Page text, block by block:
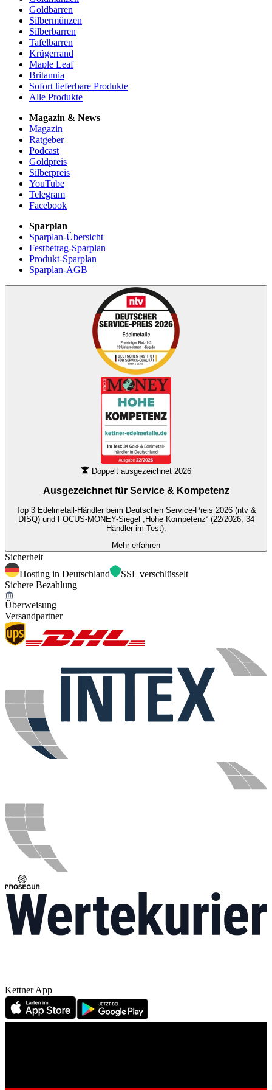
Goldbarren
Silbermünzen
Silberbarren
Tafelbarren
Krügerrand
Maple Leaf
Britannia
Sofort lieferbare Produkte
Alle Produkte
Magazin & News
Magazin
Ratgeber
Podcast
Goldpreis
Silberpreis
YouTube
Telegram
Facebook
Sparplan
Sparplan-Übersicht
Festbetrag-Sparplan
Produkt-Sparplan
Sparplan-AGB
Doppelt ausgezeichnet 2026
Ausgezeichnet für Service & Kompetenz
Top 3 Edelmetall-Händler beim Deutschen Service-Preis 2026 (ntv &
DISQ) und FOCUS-MONEY-Siegel „Hohe Kompetenz“ (22/2026, 34
Händler im Test).
Mehr erfahren
Sicherheit
Hosting in Deutschland
SSL verschlüsselt
Sichere Bezahlung
Überweisung
Versandpartner
Kettner App